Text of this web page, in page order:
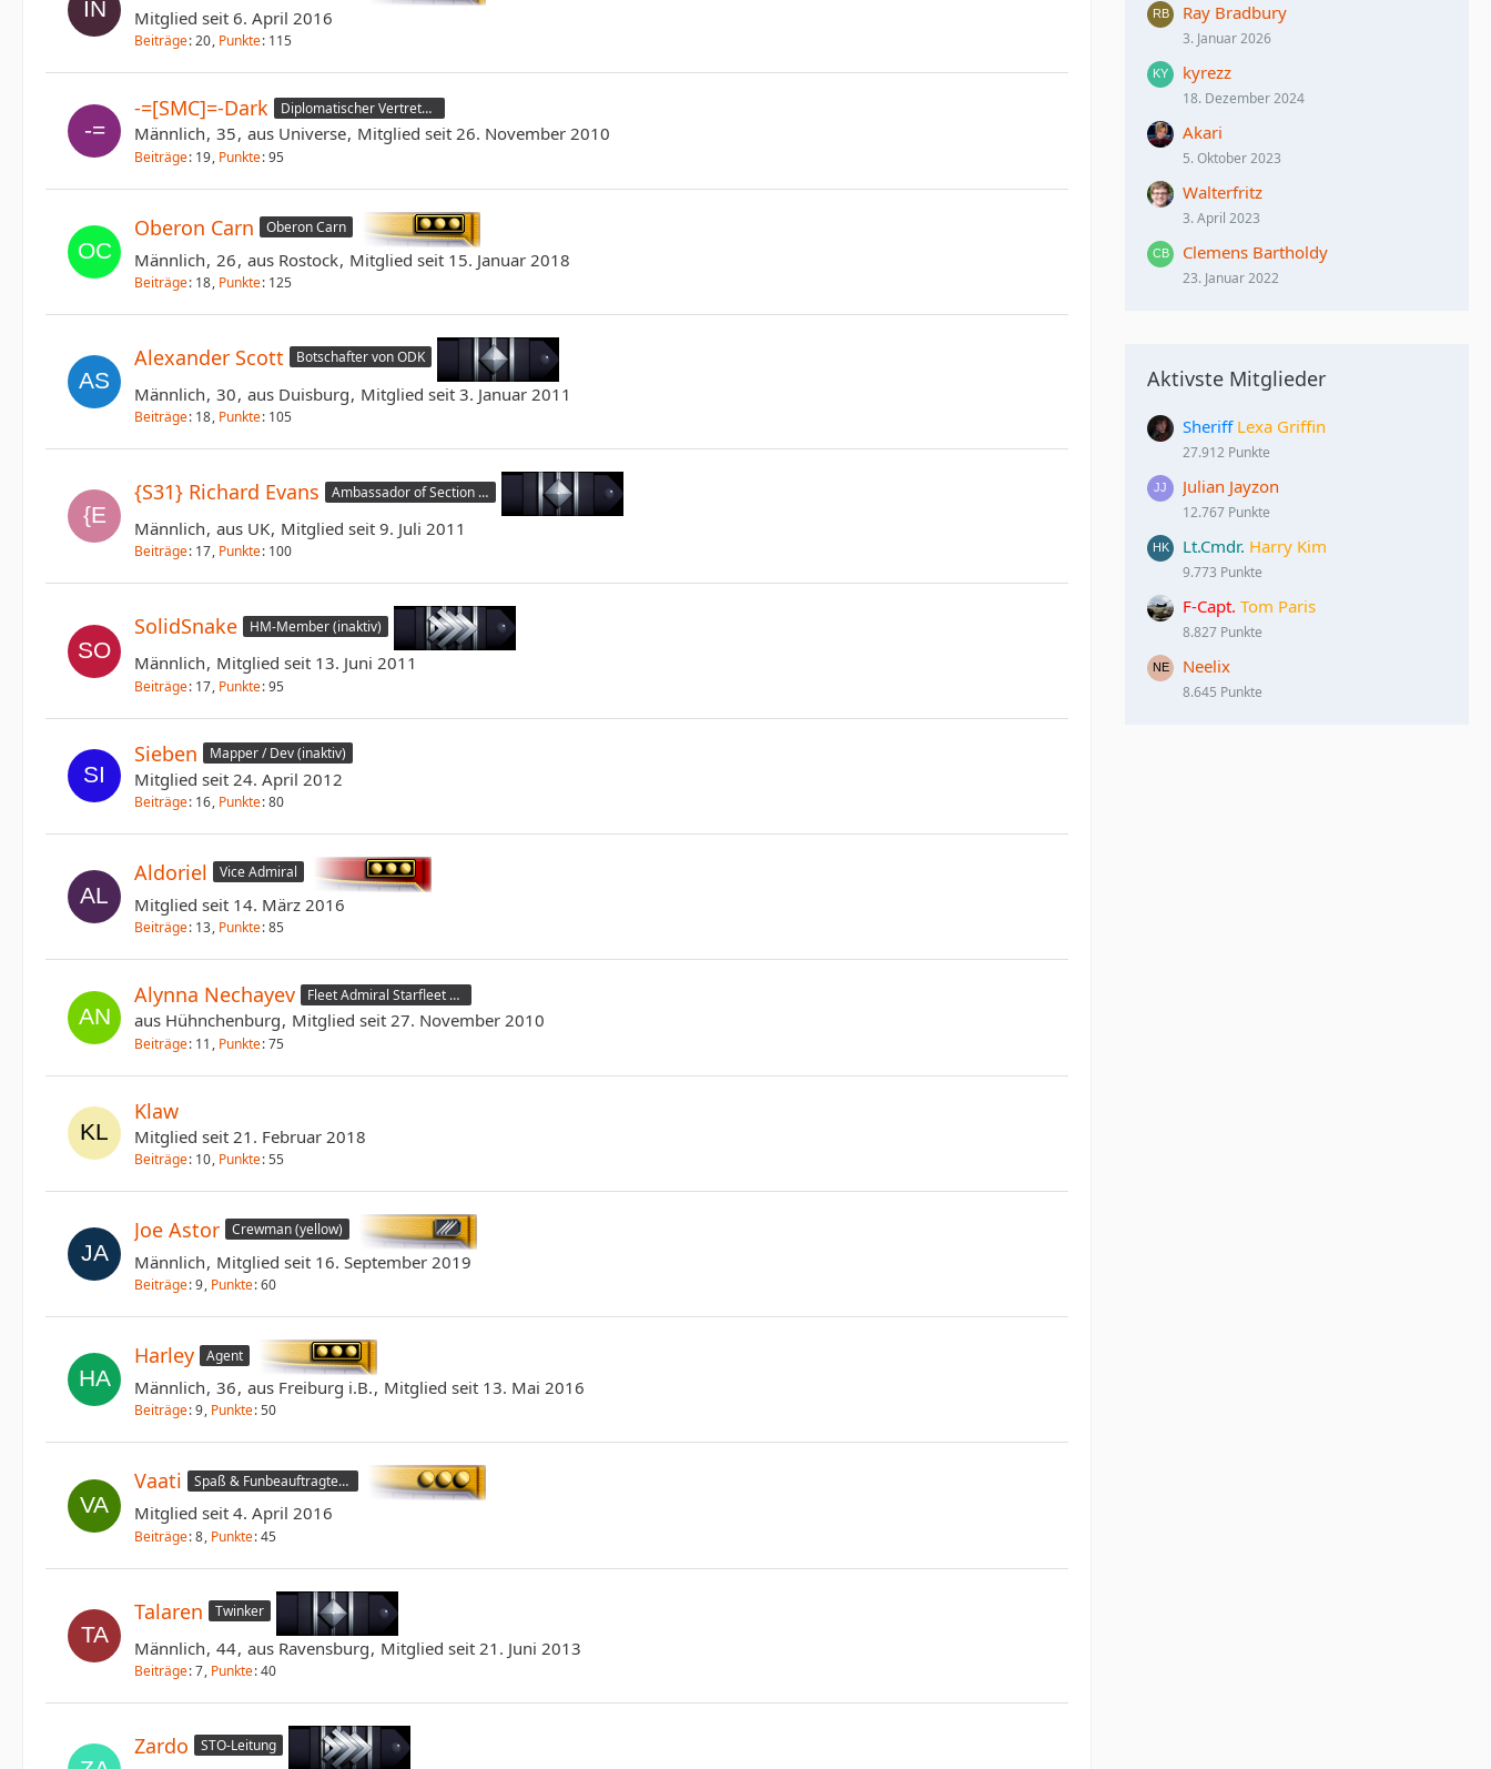
Mitglied seit 6. April 2016
Beiträge 20 Punkte 115
-=[SMC]=-Dark Diplomatischer Vertreter von -=[SMC]=-
Männlich 35 aus Universe Mitglied seit 26. November 2010
Beiträge 19 Punkte 95
Oberon Carn Oberon Carn
Männlich 26 aus Rostock Mitglied seit 15. Januar 2018
Beiträge 18 Punkte 125
Alexander Scott Botschafter von ODK
Männlich 30 aus Duisburg Mitglied seit 3. Januar 2011
Beiträge 18 Punkte 105
{S31} Richard Evans Ambassador of Section 31 Roleplay
Männlich aus UK Mitglied seit 9. Juli 2011
Beiträge 17 Punkte 100
SolidSnake HM-Member (inaktiv)
Männlich Mitglied seit 13. Juni 2011
Beiträge 17 Punkte 95
Sieben Mapper / Dev (inaktiv)
Mitglied seit 24. April 2012
Beiträge 16 Punkte 80
Aldoriel Vice Admiral
Mitglied seit 14. März 2016
Beiträge 13 Punkte 85
Alynna Nechayev Fleet Admiral Starfleet Command
aus Hühnchenburg Mitglied seit 27. November 2010
Beiträge 11 Punkte 75
Klaw
Mitglied seit 21. Februar 2018
Beiträge 10 Punkte 55
Joe Astor Crewman (yellow)
Männlich Mitglied seit 16. September 2019
Beiträge 9 Punkte 60
Harley Agent
Männlich 36 aus Freiburg i.B. Mitglied seit 13. Mai 2016
Beiträge 9 Punkte 50
Vaati Spaß & Funbeauftragter / Der Zwerg
Mitglied seit 4. April 2016
Beiträge 8 Punkte 45
Talaren Twinker
Männlich 44 aus Ravensburg Mitglied seit 21. Juni 2013
Beiträge 7 Punkte 40
Zardo STO-Leitung
Ray Bradbury
3. Januar 2026
kyrezz
18. Dezember 2024
Akari
5. Oktober 2023
Walterfritz
3. April 2023
Clemens Bartholdy
23. Januar 2022
Aktivste Mitglieder
Sheriff Lexa Griffin
27.912 Punkte
Julian Jayzon
12.767 Punkte
Lt.Cmdr. Harry Kim
9.773 Punkte
F-Capt. Tom Paris
8.827 Punkte
Neelix
8.645 Punkte